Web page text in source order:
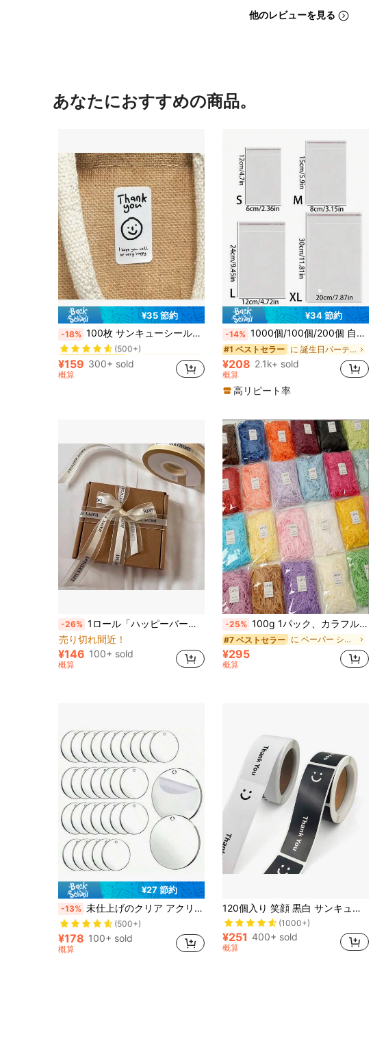
他のレビューを見る
あなたにおすすめの商品。
¥35 節約
-18% 100枚 サンキューシール、かわいい「サンキュー」ギフトボックスシール、パーティーギフトラベルシール
#2 ベストセラー
新築祝いのパーティー ギフト包装タグ
(500+)
#2 ベストセラー
(500+)
#2 ベストセラー
(500+)
#2 ベストセラー
新築祝いのパーティー ギフト包装タグ
¥159 300+ sold
概算
¥34 節約
-14% 1000個/100個/200個 自己粘着式再封可能OPPバッグ、透明再封可能プラスチックバッグ、小さな贈り物、パーティーの記念品、おもちゃの包装に最適な大容量シールドプラスチックバッグ
#1 ベストセラー に 誕生日パーティー ギフト包装袋
¥208 2.1k+ sold
概算
高リピート率
-26% 1ロール「ハッピーバースデー」テーマギフトラッピングリボン(36ヤード)、ケーキボックス、ギフト、フラワーブーケの包装と装飾リボン作りに適しています、ケーキデコレーションリボン; 結婚式、パーティー、ギフトデコレーションに適しています。
売り切れ間近！
¥146 100+ sold
概算
-25% 100g 1パック、カラフルなシュレッドクリンクルペーパーラフィア フィラー DIYギフトボックス詰め、ラッピング、ウェディング、バレンタインデー、イースター、誕生日パーティーの装飾
#7 ベストセラー に ペーパー シュレッドティッシュペーパー
¥295
概算
¥27 節約
-13% 未仕上げのクリア アクリルディスク 5/10/20/50/100個入り、DIYアクセサリー、キーホルダー、ホリデーカード、アクセサリー、彫刻、クラフト、ペイントデコレーションにぴったりのブランクアクリル製品、母の日、卒業シーズン、ウェディングギフトにぴったりのあたたかい印象的なデザイン
売り切れ間近！
(500+)
売り切れ間近！
(500+)
売り切れ間近！
(500+)
売り切れ間近！
¥178 100+ sold
概算
120個入り 笑顔 黒白 サンキューシール 長方形 ステッカー ギフト ステッカー ホームメイド包装 装飾 ラベル クリスマス
(1000+)
¥251 400+ sold
概算